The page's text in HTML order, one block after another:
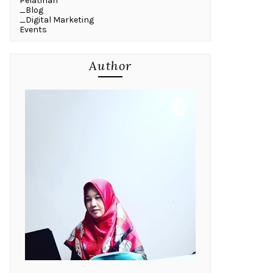
_Blog
_Digital Marketing
Events
Author